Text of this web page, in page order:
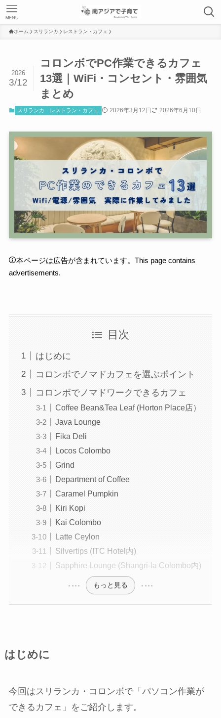
MENU
ホーム スリランカ レストラン・カフェ
コロンボでPC作業できるカフェ
13選｜WiFi・コンセント・雰囲気
まとめ
2026
3/12
スリランカ レストラン・カフェ 2026年3月12日 2026年6月10日
本ページは広告が含まれています。This page contains
advertisements.
目次
はじめに
コロンボでノマドカフェを選ぶポイント
コロンボでノマドワークできるカフェ
Coffee Bean&Tea Leaf (Horton Place店）
Java Lounge
Fika Deli
Locos Colombo
Grind
Department of Coffee
Caramel Pumpkin
Kiri Kopi
Kai Colombo
Latte Ceylon
Silvertips (ITC Hotel内)
Sapphire Lounge (Shangri-la Colombo内)
もっと見る
はじめに
今回はスリランカ・コロンボで「パソコン作業が
できるカフェ」をご紹介します。